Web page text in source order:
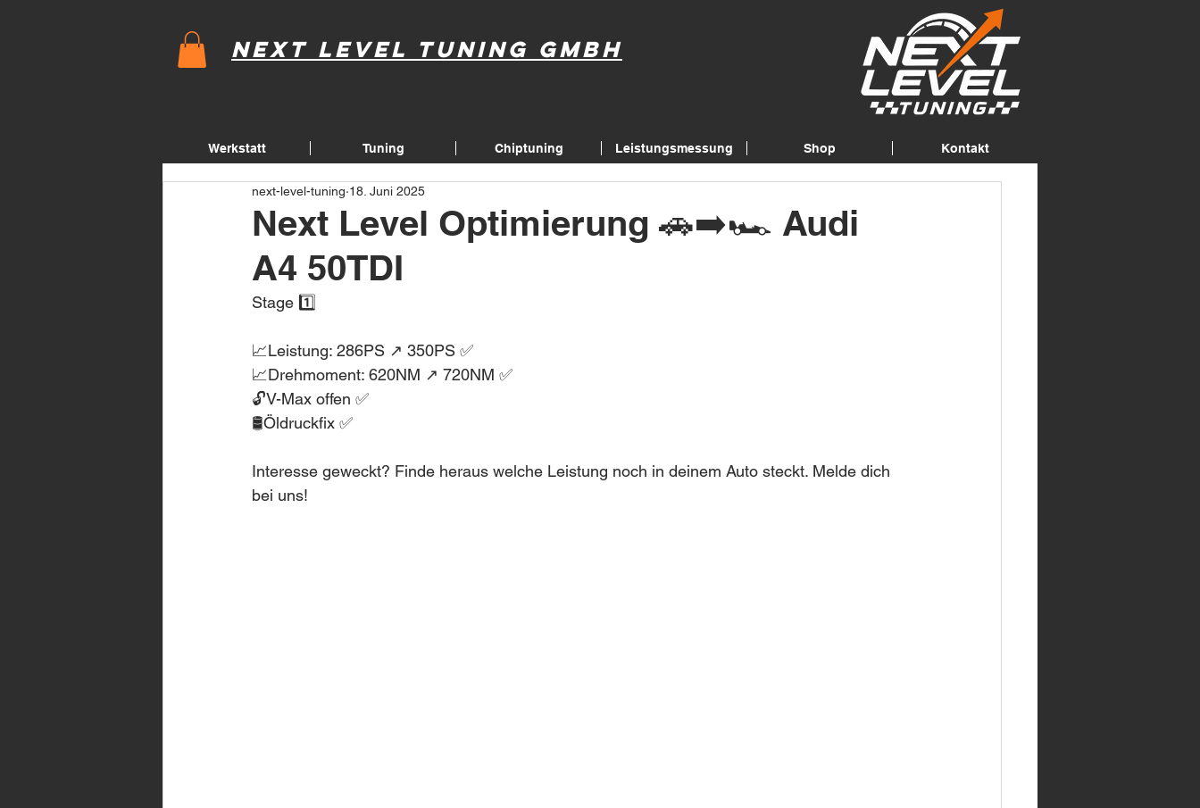
Next Level Tuning GmbH
Werkstatt Tuning Chiptuning Leistungsmessung Shop Kontakt
Next Level Optimierung 🚗➡️🏎 Audi
A4 50TDI
next-level-tuning 18. Juni 2025
Stage 1️⃣
📈Leistung: 286PS ↗️ 350PS ✅
📈Drehmoment: 620NM ↗️ 720NM ✅
🔓V-Max offen ✅
🛢️Öldruckfix ✅
Interesse geweckt? Finde heraus welche Leistung noch in deinem Auto steckt. Melde dich
bei uns!